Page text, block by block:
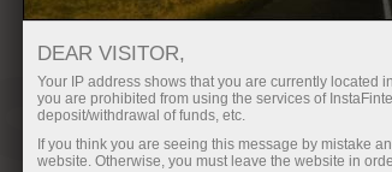
DEAR VISITOR,
Your IP address shows that you are currently located
you are prohibited from using the services of
deposit/withdrawal of funds, etc.
If you think you are seeing this message by mistake
website. Otherwise, you must leave the website in